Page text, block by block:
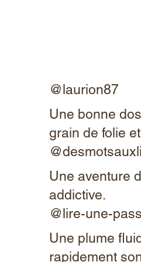
Une bonne
grain de folie
@laurion87
Une aventure
addictive.
Une plume
rapidement
@lire-une-